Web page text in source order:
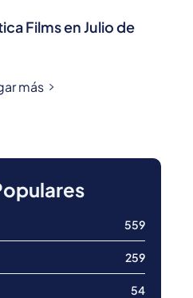
Films en Julio de
más
559
259
54